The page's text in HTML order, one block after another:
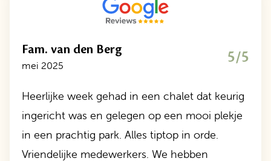
Fam. van den Berg
mei 2025 5/5
Heerlijke week gehad in een chalet dat keurig
ingericht was en gelegen op een mooi plekje
in een prachtig park. Alles tiptop in orde.
Vriendelijke medewerkers. We hebben